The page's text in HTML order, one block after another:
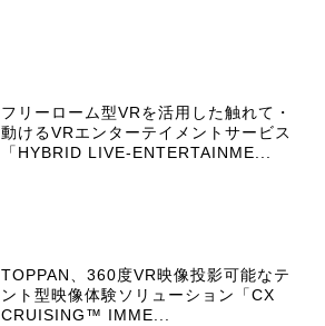
フリーローム型VRを活用した触れて・
動けるVRエンターテイメントサービス
「HYBRID LIVE-ENTERTAINME...
TOPPAN、360度VR映像投影可能なテ
ント型映像体験ソリューション「CX
CRUISING™ IMME...